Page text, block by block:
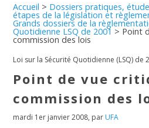
Accueil > Dossiers pratiques,
étapes de la législation et
Grands dossiers de la
Quotidienne LSQ de 2001 > Point
commission des lois
Loi sur la Sécurité Quotidienne (LSQ) de
Point de vue
commission des
mardi 1er janvier 2008, par UFA